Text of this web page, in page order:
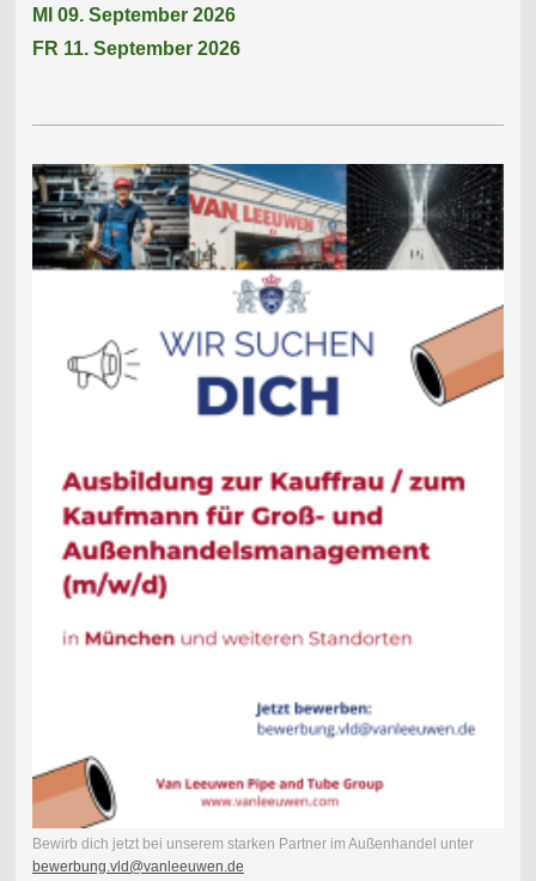
MI 09. September 2026
FR 11. September 2026
Bewirb dich jetzt bei unserem starken Partner im Außenhandel unter
bewerbung.vld@vanleeuwen.de